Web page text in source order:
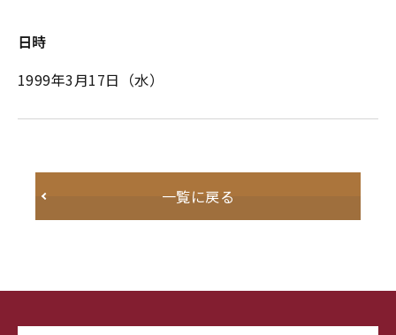
日時
1999年3月17日（水）
一覧に戻る